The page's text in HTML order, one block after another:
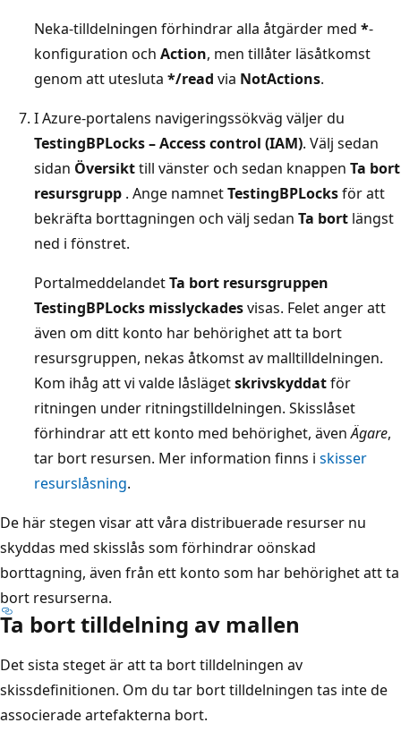
Neka-tilldelningen förhindrar alla åtgärder med *-
konfiguration och Action, men tillåter läsåtkomst
genom att utesluta */read via NotActions.
I Azure-portalens navigeringssökväg väljer du
TestingBPLocks – Access control (IAM). Välj sedan
sidan Översikttill vänster och sedan knappen Ta bort
resursgrupp . Ange namnetTestingBPLocksför att
bekräfta borttagningen och välj sedan Ta bort längst
ned i fönstret.
PortalmeddelandetTa bort resursgruppen
TestingBPLocks misslyckadesvisas. Felet anger att
även om ditt konto har behörighet att ta bort
resursgruppen, nekas åtkomst av malltilldelningen.
Kom ihåg att vi valde låslägetskrivskyddatför
ritningen under ritningstilldelningen. Skisslåset
förhindrar att ett konto med behörighet, ävenÄgare,
tar bort resursen. Mer information finns i skisser
resurslåsning.
De här stegen visar att våra distribuerade resurser nu
skyddas med skisslås som förhindrar oönskad
borttagning, även från ett konto som har behörighet att ta
bort resurserna.
Ta bort tilldelning av mallen
Det sista steget är att ta bort tilldelningen av
skissdefinitionen. Om du tar bort tilldelningen tas inte de
associerade artefakterna bort.